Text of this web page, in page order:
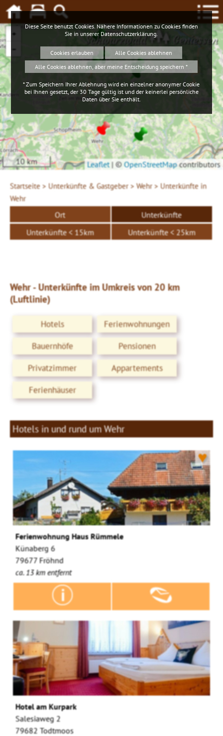
Schwarzwald Geniessen
+
−
10 km Leaflet | ©OpenStreetMapcontributors
Startseite > Unterkünfte & Gastgeber > Wehr > Unterkünfte in
Wehr
Ort
Unterkünfte
Unterkünfte < 15km
Unterkünfte < 25km
Wehr - Unterkünfte im Umkreis von 20 km
(Luftlinie)
Hotels
Ferienwohnungen
Bauernhöfe
Pensionen
Privatzimmer
Appartements
Ferienhäuser
Hotels in und rund um Wehr
♥
Ferienwohnung Haus Rümmele
Künaberg 6
79677 Fröhnd
ca. 13 km entfernt
Hotel am Kurpark
Salesiaweg 2
79682 Todtmoos
Diese Seite benutzt Cookies. Nähere Informationen zu Cookies finden
Sie in unserer Datenschutzerklärung
Cookies erlauben
Alle Cookies ablehnen
Alle Cookies ablehnen, aber meine Entscheidung speichern *
* Zum Speichern Ihrer Ablehnung wird ein einzelner anonymer Cookie
bei Ihnen gesetzt, der 30 Tage gültig ist und der keinerlei persönliche
Daten über Sie enthält.